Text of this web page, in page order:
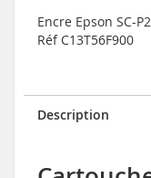
Encre Epson SC-
Réf C13T56F900
Description